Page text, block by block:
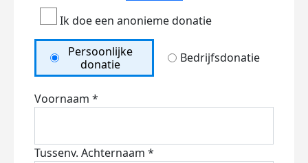
Ik doe een anonieme donatie
Persoonlijke
donatie
Bedrijfsdonatie
Voornaam *
Tussenv. Achternaam *